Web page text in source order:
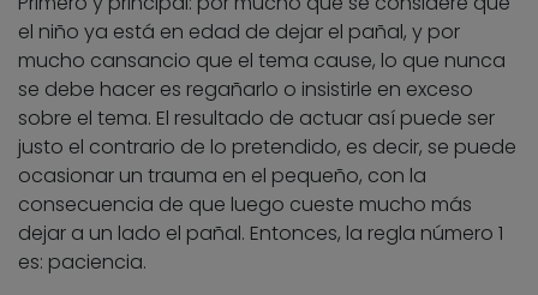
el niño ya está en edad de dejar el pañal, y por
mucho cansancio que el tema cause, lo que nunca
se debe hacer es regañarlo o insistirle en exceso
sobre el tema. El resultado de actuar así puede ser
justo el contrario de lo pretendido, es decir, se puede
ocasionar un trauma en el pequeño, con la
consecuencia de que luego cueste mucho más
dejar a un lado el pañal. Entonces, la regla número 1
es: paciencia.